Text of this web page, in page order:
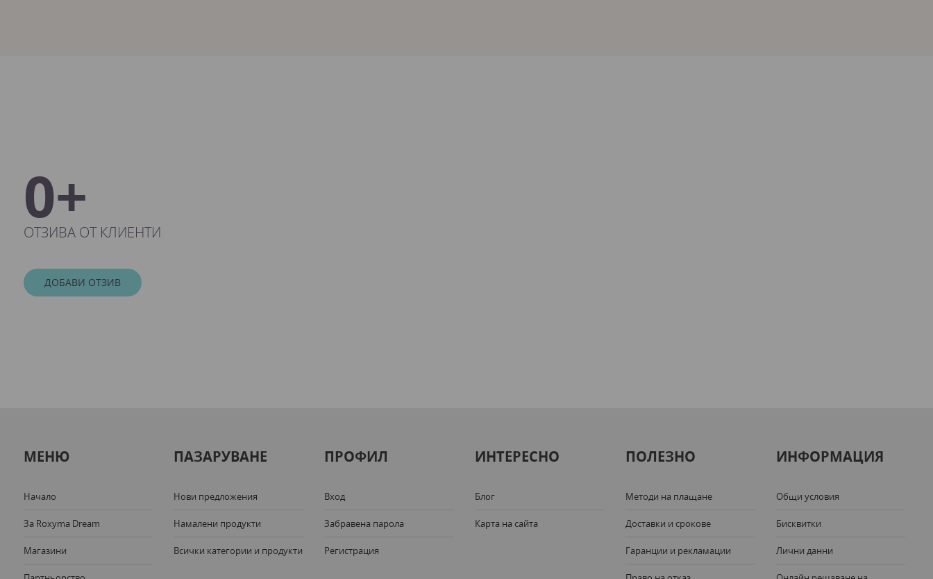
0+
ОТЗИВА ОТ КЛИЕНТИ
ДОБАВИ ОТЗИВ
МЕНЮ
Начало
За Roxyma Dream
Магазини
ПАЗАРУВАНЕ
Нови предложения
Намалени продукти
Всички категории и продукти
ПРОФИЛ
Вход
Забравена парола
Регистрация
ИНТЕРЕСНО
Блог
Карта на сайта
ПОЛЕЗНО
Методи на плащане
Доставки и срокове
Гаранции и рекламации
ИНФОРМАЦИЯ
Общи условия
Бисквитки
Лични данни